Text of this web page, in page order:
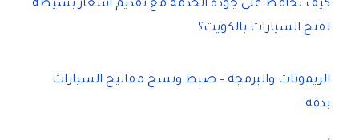
كيف نحافظ على جودة الخدمة مع تقديم أسعار بسيطة
لفتح السيارات بالكويت؟
الريموتات والبرمجة – ضبط ونسخ مفاتيح السيارات
بدقة